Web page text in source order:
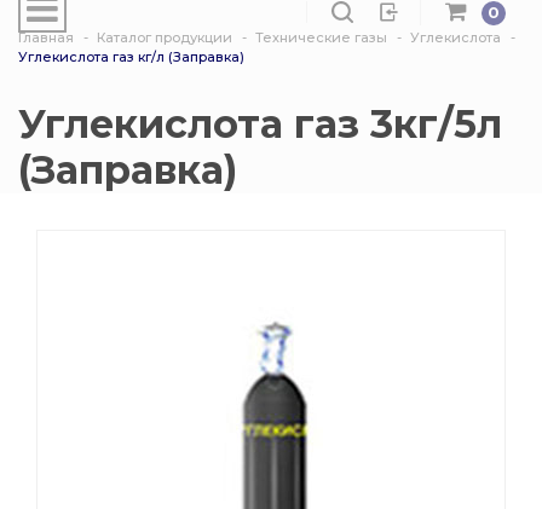
Ацетилен
Углекислота
Гелиевые
Защита
007 Зажимы
014 Редуктора
020 Сварочные посты
0
Главная Каталог продукции Технические газы
Углекислота
Углекислота газ кг/л (Заправка)
Углекислота газ 3кг/5л
(Заправка)